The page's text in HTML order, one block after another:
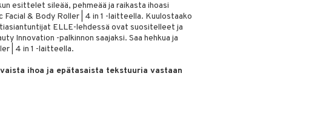
esittelet sileää, pehmeää ja raikasta ihoasi
Facial & Body Roller | 4 in 1 -laitteella. Kuulostaako
ELLE-lehdessä ovat suositelleet ja
Innovation -palkinnon saajaksi. Saa hehkua ja
| 4 in 1 -laitteella.
ihoa ja epätasaista tekstuuria vastaan